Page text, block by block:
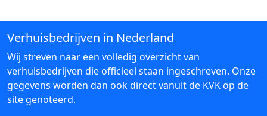
Verhuisbedrijven in Nederland
Wij streven naar een volledig overzicht van
verhuisbedrijven die officieel staan ingeschreven. Onze
gegevens worden dan ook direct vanuit de KVK op de
site genoteerd.